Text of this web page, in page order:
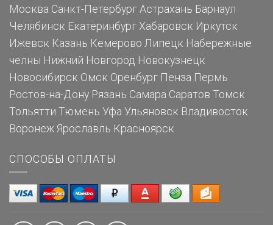
Москва Санкт-Петербург Астрахань Барнаул
Челябинск Екатеринбург Хабаровск Иркутск
Ижевск Казань Кемерово Липецк Набережные
челны Нижний Новгород Новокузнецк
Новосибирск Омск Оренбург Пенза Пермь
Ростов-на-Дону Рязань Самара Саратов Томск
Тольятти Тюмень Уфа Ульяновск Владивосток
Воронеж Ярославль Красноярск
СПОСОБЫ ОПЛАТЫ